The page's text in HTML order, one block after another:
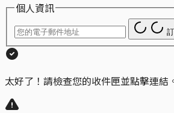
個人資訊
太好了！請檢查您的收件匣並點擊連結